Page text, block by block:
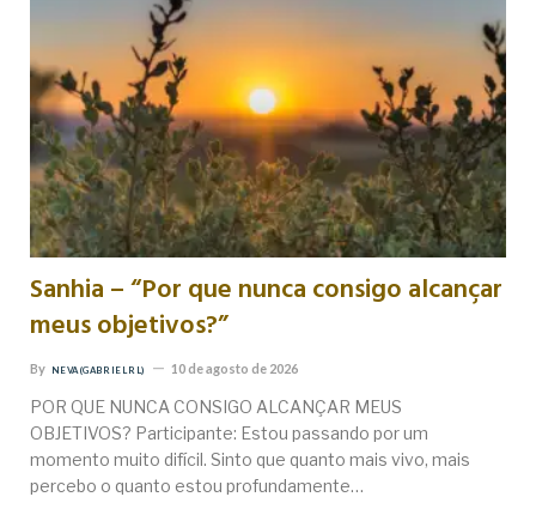
Sanhia – “Por que nunca consigo alcançar
meus objetivos?”
By NEVA (GABRIEL RL) 10 de agosto de 2026
POR QUE NUNCA CONSIGO ALCANÇAR MEUS
OBJETIVOS? Participante: Estou passando por um
momento muito difícil. Sinto que quanto mais vivo, mais
percebo o quanto estou profundamente…